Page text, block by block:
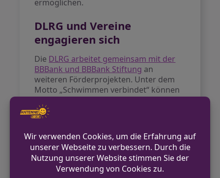
ermöglichen.
DLRG und Vereine
engagieren sich
Die DLRG arbeitet gemeinsam mit der
BBBank und BBBank Stiftung an
weiteren Förderprojekten. Unter dem
Motto „Schwimmen verbindet“ können
sich örtliche DLRG-Vereine bewerben,
die Kinder und Jugendliche mit
besonderem Förderbedarf in ihre
Schwimmkurse aufnehmen. Auch
private Initiativen zeigen Wirkung: Der
Extra-Tipp am Sonntag berichtet von
einem gesponserten
Schwimmunterricht für 10 Kinder im